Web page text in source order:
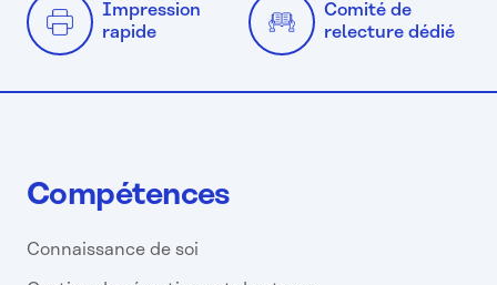
Impression
rapide
Comité de
relecture dédié
Compétences
Connaissance de soi